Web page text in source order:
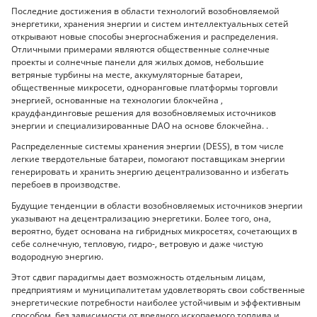
Последние достижения в области технологий возобновляемой
энергетики, хранения энергии и систем интеллектуальных сетей
открывают новые способы энергоснабжения и распределения.
Отличными примерами являются общественные солнечные
проекты и солнечные панели для жилых домов, небольшие
ветряные турбины на месте, аккумуляторные батареи,
общественные микросети, одноранговые платформы торговли
энергией, основанные на технологии блокчейна ,
краудфандинговые решения для возобновляемых источников
энергии и специализированные DAO на основе блокчейна. .
Распределенные системы хранения энергии (DESS), в том числе
легкие твердотельные батареи, помогают поставщикам энергии
генерировать и хранить энергию децентрализованно и избегать
перебоев в производстве.
Будущие тенденции в области возобновляемых источников энергии
указывают на децентрализацию энергетики. Более того, она,
вероятно, будет основана на гибридных микросетях, сочетающих в
себе солнечную, тепловую, гидро-, ветровую и даже чистую
водородную энергию.
Этот сдвиг парадигмы дает возможность отдельным лицам,
предприятиям и муниципалитетам удовлетворять свои собственные
энергетические потребности наиболее устойчивым и эффективным